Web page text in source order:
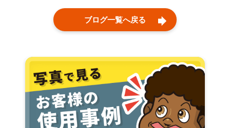
ブログ一覧へ戻る